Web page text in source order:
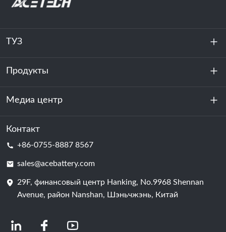
ТУЗ
О нас
устойчивость
Продукты
Хранение энергии
Центр обработки данных и серверная комната
Батарейная ячейка
Медиа центр
Новости
Контакт
+86-0755-8887 8567
sales@acebattery.com
29F, финансовый центр Hanking, No.9968 Shennan
Avenue, район Nanshan, Шэньчжэнь, Китай